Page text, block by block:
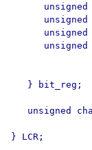
unsigned
unsigned
unsigned
unsigned
   } bit_reg;
unsigned